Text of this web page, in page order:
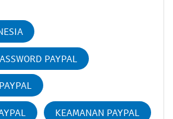
PAYPAL
KEAMANAN PAYPAL